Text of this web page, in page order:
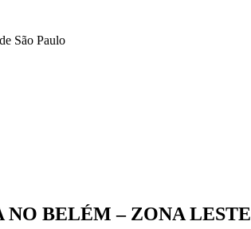
São Paulo
NO BELÉM – ZONA LESTE